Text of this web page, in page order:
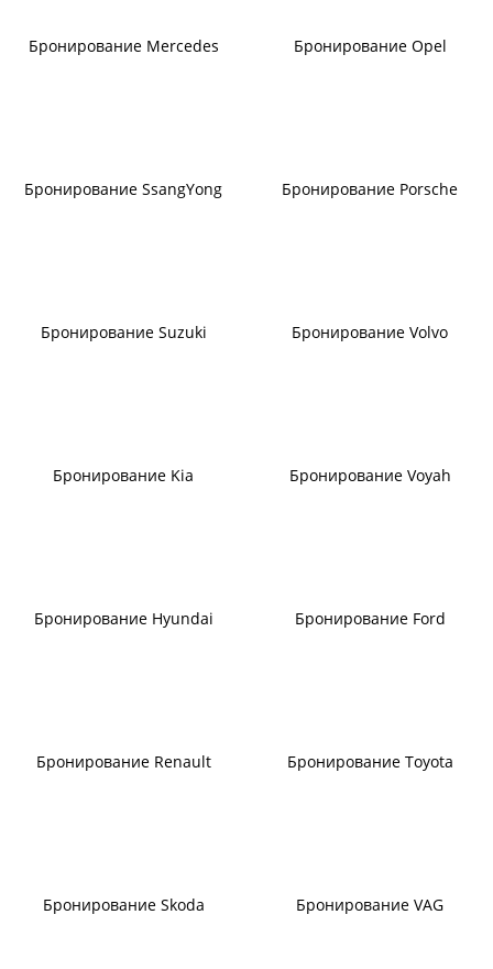
Бронирование Mercedes Бронирование Opel
Бронирование SsangYong Бронирование Porsche
Бронирование Suzuki Бронирование Volvo
Бронирование Kia Бронирование Voyah
Бронирование Hyundai Бронирование Ford
Бронирование Renault Бронирование Toyota
Бронирование Skoda Бронирование VAG